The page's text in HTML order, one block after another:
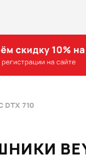
DTX 710